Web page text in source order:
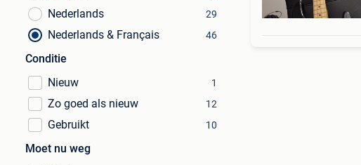
Nederlands 29
Nederlands & Français 46
Conditie
Nieuw
1
Zo goed als nieuw 12
Gebruikt 10
Moet nu weg